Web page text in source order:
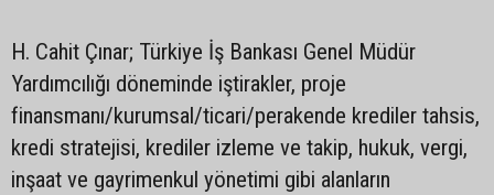
H. Cahit Çınar; Türkiye İş Bankası Genel Müdür
Yardımcılığı döneminde iştirakler, proje
finansmanı/kurumsal/ticari/perakende krediler tahsis,
kredi stratejisi, krediler izleme ve takip, hukuk, vergi,
inşaat ve gayrimenkul yönetimi gibi alanların